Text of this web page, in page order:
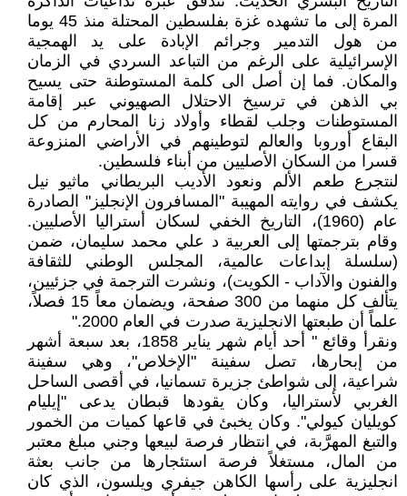
المرة إلى ما تشهده غزة بفلسطين المحتلة منذ 45 يوما
من هول التدمير وجرائم الإبادة على يد الهمجية
الإسرائيلية على الرغم من التباعد السردي في الزمان
والمكان. فما إن أصل الى كلمة المستوطنة حتى يسيح
بي الذهن في ترسيخ الاحتلال الصهيوني عبر إقامة
المستوطنات وجلب لقطاء وأولاد زنا المحارم من كل
البقاع أوروبا والعالم لتوطينهم في الأراضي المنزوعة
قسرا من السكان الأصليين من أبناء فلسطين.
لنتجرع طعم الألم ونعود الأديب البريطاني ماثيو نيل
يكشف في روايته المهيبة "المسافرون الإنجليز" الصادرة
عام (1960)، التاريخ الخفي لسكان أستراليا الأصليين.
وقام بترجمتها إلى العربية د علي محمد سليمان، ضمن
(سلسلة إبداعات عالمية، المجلس الوطني للثقافة
والفنون والآداب - الكويت)، ونشرت الترجمة في جزئيين،
يتألف كل منهما من 300 صفحة، ويضمان معاً 15 فصلاً،
علماً أن طبعتها الانجليزية صدرت في العام 2000."
ونقرأ وقائع " أحد أيام شهر يناير 1858، بعد سبعة أشهر
من إبحارها، تصل سفينة "الإخلاص"، وهي سفينة
شراعية، إلى شواطئ جزيرة تسمانيا، في أقصى الساحل
الغربي لأستراليا، وكان يقودها قبطان يدعى "إيليام
كويليان كيولي". وكان يخبئ في قاعها كميات من الخمور
والتبغ المهرَّبة، في انتظار فرصة لبيعها وجني مبلغ معتبر
من المال، مستغلاً فرصة استئجارها من جانب بعثة
انجليزية على رأسها الكاهن جيفري ويلسون، الذي كان